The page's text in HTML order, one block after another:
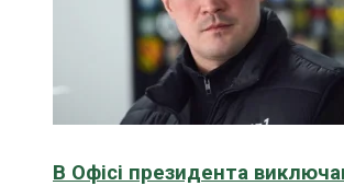
В Офісі президента